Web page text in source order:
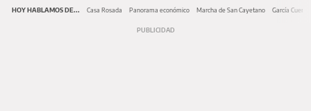
HOY HABLAMOS DE... Casa Rosada Panorama económico Marcha de San Cayetano García Cuerva